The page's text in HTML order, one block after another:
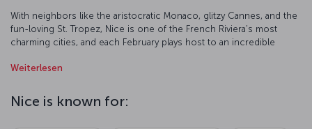
With neighbors like the aristocratic Monaco, glitzy Cannes, and the
fun-loving St. Tropez, Nice is one of the French Riviera's most
charming cities, and each February plays host to an incredible
cuisine you can get, and is full of Micheline starred restaurants. On
tones, balconies decorated with flowers and window shutters of
brilliant turquoise. As you stroll around, you might like to pick up a
Weiterlesen
Nice is known for: